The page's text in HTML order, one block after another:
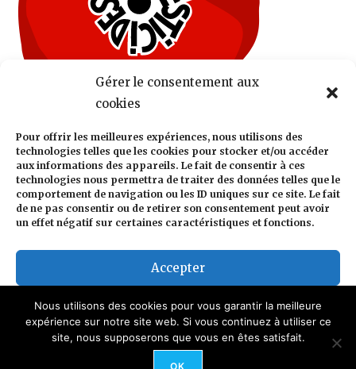
Gérer le consentement aux
cookies
Pour offrir les meilleures expériences, nous utilisons des
technologies telles que les cookies pour stocker et/ou accéder
aux informations des appareils. Le fait de consentir à ces
technologies nous permettra de traiter des données telles que le
comportement de navigation ou les ID uniques sur ce site. Le fait
de ne pas consentir ou de retirer son consentement peut avoir
un effet négatif sur certaines caractéristiques et fonctions.
Accepter
Refuser
Voir les préférences
Mentions légales
Nous utilisons des cookies pour vous garantir la meilleure
expérience sur notre site web. Si vous continuez à utiliser ce
site, nous supposerons que vous en êtes satisfait.
OK